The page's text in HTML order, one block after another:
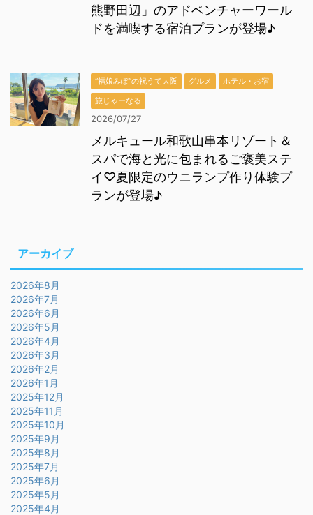
熊野田辺」のアドベンチャーワール
ドを満喫する宿泊プランが登場♪
“福娘みぽ”の祝うて大阪 グルメ
ホテル・お宿
旅じゃーなる
2026/07/27
メルキュール和歌山串本リゾート＆
スパで海と光に包まれるご褒美ステ
イ♡夏限定のウニランプ作り体験プ
ランが登場♪
アーカイブ
2026年8月
2026年7月
2026年6月
2026年5月
2026年4月
2026年3月
2026年2月
2026年1月
2025年12月
2025年11月
2025年10月
2025年9月
2025年8月
2025年7月
2025年6月
2025年5月
2025年4月